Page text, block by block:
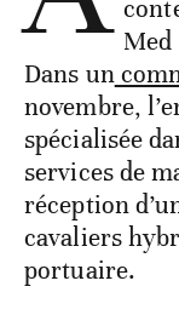
Med
Dans un
novembre,
spécialisée
services de
réception
cavaliers
portuaire.